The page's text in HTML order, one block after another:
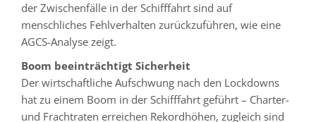
der Zwischenfälle in der Schifffahrt sind auf
menschliches Fehlverhalten zurückzuführen, wie eine
AGCS-Analyse zeigt.
Boom beeinträchtigt Sicherheit
Der wirtschaftliche Aufschwung nach den Lockdowns
hat zu einem Boom in der Schifffahrt geführt – Charter-
und Frachtraten erreichen Rekordhöhen, zugleich sind